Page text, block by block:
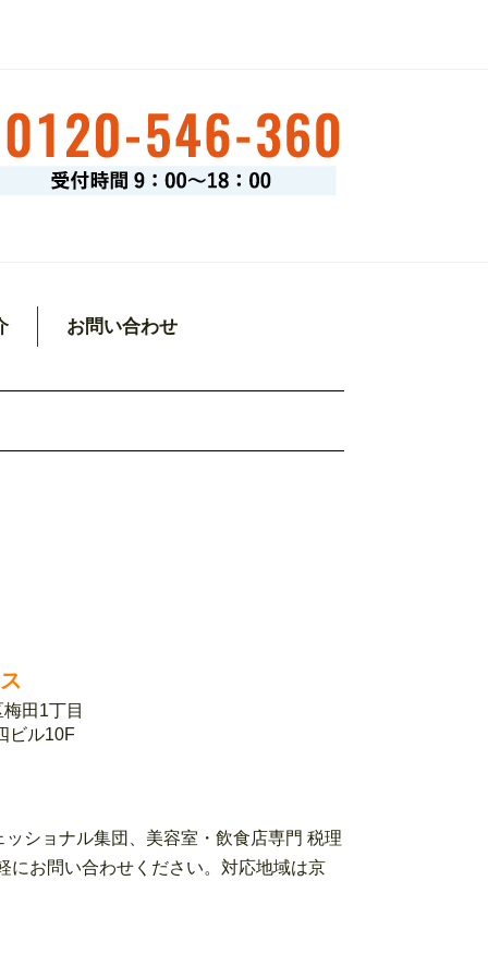
お問い合わせ
田1丁目
ビル10F
ショナル集団、美容室・飲食店専門 税理
にお問い合わせください。対応地域は京